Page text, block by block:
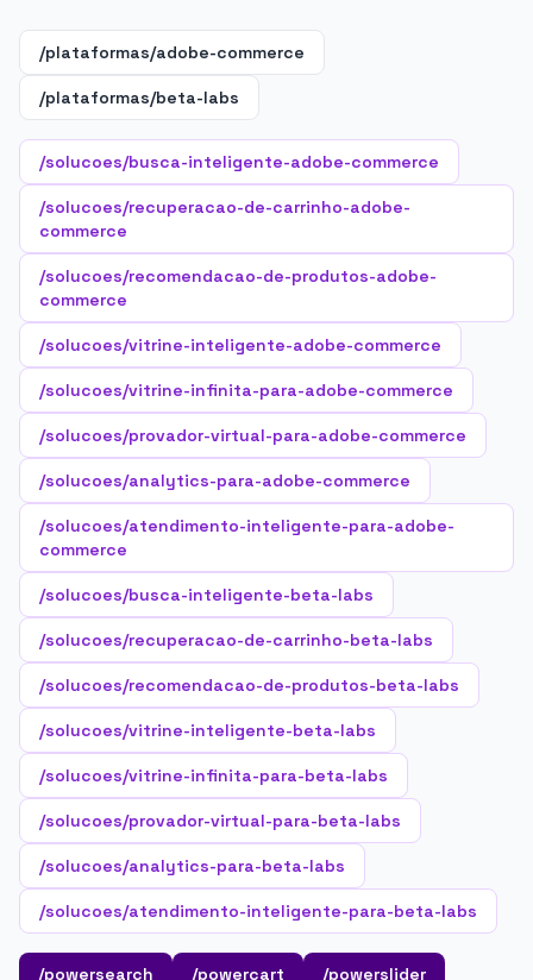
/plataformas/adobe-commerce
/plataformas/beta-labs
/solucoes/busca-inteligente-adobe-commerce
/solucoes/recuperacao-de-carrinho-adobe-
commerce
/solucoes/recomendacao-de-produtos-adobe-
commerce
/solucoes/vitrine-inteligente-adobe-commerce
/solucoes/vitrine-infinita-para-adobe-commerce
/solucoes/provador-virtual-para-adobe-commerce
/solucoes/analytics-para-adobe-commerce
/solucoes/atendimento-inteligente-para-adobe-
commerce
/solucoes/busca-inteligente-beta-labs
/solucoes/recuperacao-de-carrinho-beta-labs
/solucoes/recomendacao-de-produtos-beta-labs
/solucoes/vitrine-inteligente-beta-labs
/solucoes/vitrine-infinita-para-beta-labs
/solucoes/provador-virtual-para-beta-labs
/solucoes/analytics-para-beta-labs
/solucoes/atendimento-inteligente-para-beta-labs
/powersearch /powercart /powerslider